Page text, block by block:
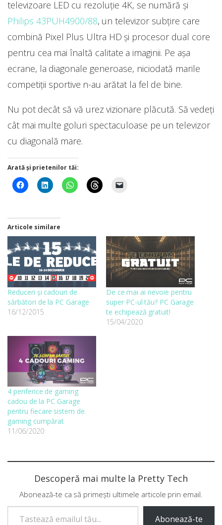
televizoare LED cu rezoluție 4K, se numără și
Philips 43PUH4900/88, un televizor subțire care
combină Pixel Plus Ultra HD și procesor dual core
pentru cea mai înaltă calitate a imaginii. Pe așa
ecrane, la diagonale generoase, niciodată marile
competiții sportive n-au arătat la fel de bine.
Nu pot decât să vă urez vizionare plăcută. Să vedeți
cât mai multe goluri spectaculoase pe un televizor
cu diagonală mare.
Arată și prietenilor tăi:
Articole similare
Reduceri și cadouri de
sărbători de la PC Garage
16/12/2015
De ce mai ai nevoie pentru
super PC-ul tău? PC Garage
te echipează gratuit!
15/04/2020
4 periferice de gaming
cadou de la PC Garage
pentru fiecare sistem de
gaming cumpărat
11/06/2020
Descoperă mai multe la Pretty Tech
Abonează-te ca să primești ultimele articole prin email.
Tastează emailul tău...
Abonează-te